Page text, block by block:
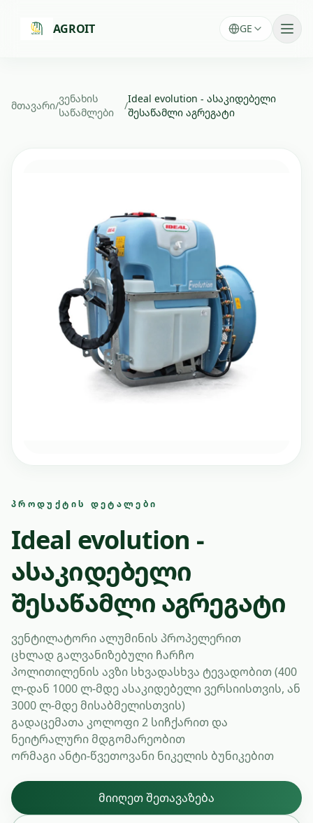
AGROIT
GE
მთავარი/
ვენახის
საწამლები
/
Ideal evolution - ასაკიდებელი
შესაწამლი აგრეგატი
ᲞᲠᲝᲓᲣᲥᲢᲘᲡ ᲓᲔᲢᲐᲚᲔᲑᲘ
Ideal evolution -
ასაკიდებელი
შესაწამლი აგრეგატი
ვენტილატორი ალუმინის პროპელერით
ცხლად გალვანიზებული ჩარჩო
პოლითილენის ავზი სხვადასხვა ტევადობით (400
ლ-დან 1000 ლ-მდე ასაკიდებელი ვერსიისთვის, ან
3000 ლ-მდე მისაბმელისთვის)
გადაცემათა კოლოფი 2 სიჩქარით და
ნეიტრალური მდგომარეობით
ორმაგი ანტი-წვეთოვანი ნიკელის ბუნიკებით
მიიღეთ შეთავაზება